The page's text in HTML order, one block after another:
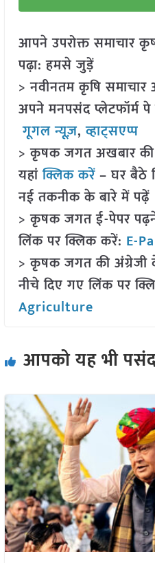
आपने उपरोक्त समाचार
पढ़ा: हमसे जुड़ें
> नवीनतम कृषि
अपने मनपसंद
गूगल न्यूज़,व्हाट्सएप्प
> कृषक जगत अखबार
यहांक्लिक करें– घर बैठे
नई तकनीक के बारे में पढ़ें
> कृषक जगत ई-पेपर
लिंक पर क्लिक करें: E-
> कृषक जगत की अंग्रेजी
नीचे दिए गए लिंक पर
Agriculture
आपको यह भी